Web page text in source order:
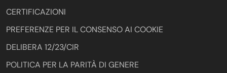
CERTIFICAZIONI
PREFERENZE PER IL CONSENSO AI COOKIE
DELIBERA 12/23/CIR
POLITICA PER LA PARITÀ DI GENERE